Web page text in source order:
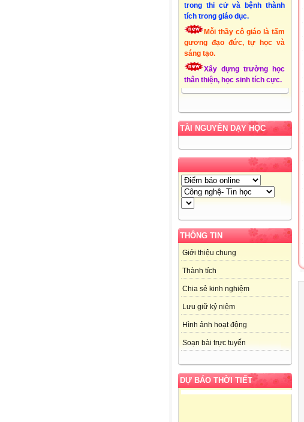
trong thi cử và bệnh thành
tích trong giáo dục.
Mỗi thầy cô giáo là tấm
gương đạo đức, tự học và
sáng tạo.
Xây dựng trường học
thân thiện, học sinh tích cực.
TÀI NGUYÊN DẠY HỌC
THÔNG TIN
Giới thiệu chung
Thành tích
Chia sẻ kinh nghiệm
Lưu giữ kỷ niệm
Hình ảnh hoạt động
Soạn bài trực tuyến
DỰ BÁO THỜI TIẾT